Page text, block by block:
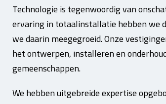
Technologie is tegenwoordig van
ervaring in totaalinstallatie hebben we
we daarin meegegroeid. Onze
het ontwerpen, installeren en
gemeenschappen.
We hebben uitgebreide expertise